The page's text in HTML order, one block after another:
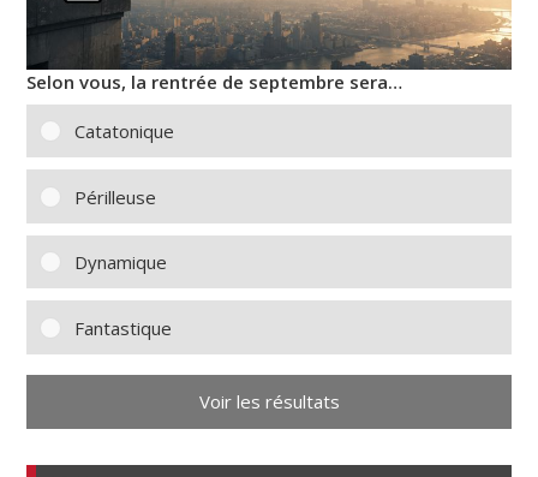
Selon vous, la rentrée de septembre sera…
Catatonique
Périlleuse
Dynamique
Fantastique
Voir les résultats